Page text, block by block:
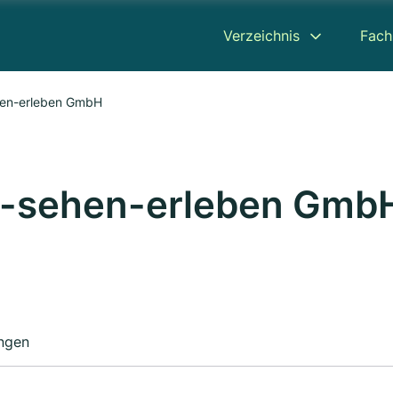
Verzeichnis
erleben GmbH
erleben